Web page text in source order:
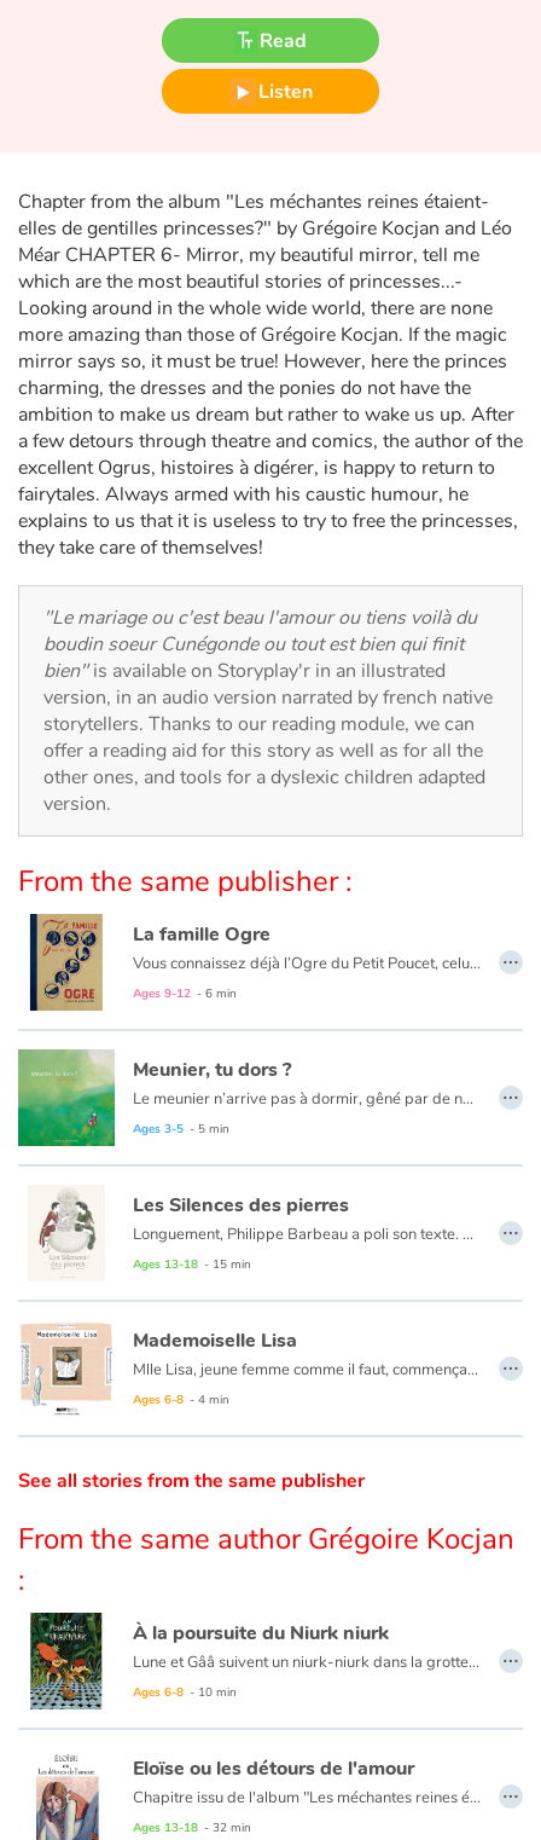
Travel, epic, investigation, adventure
Arts, space, activities
Documentaries
With the family
Daily life and hobbies
At school
Festivals and events
Social issues
Emotions and feelings
Formats and illustrations
Catalogue anglais
Contraste +
Help
Home
Family
Libraries
Videos & Tutorials
Blog
Learn french with Storyplay'r
French book lists for children
Reading for children
Dyslexia and reading disorders
Read
Listen
Chapter from the album "Les méchantes reines étaient-
elles de gentilles princesses?" by Grégoire Kocjan and Léo
Méar CHAPTER 6- Mirror, my beautiful mirror, tell me
which are the most beautiful stories of princesses...-
Looking around in the whole wide world, there are none
more amazing than those of Grégoire Kocjan. If the magic
mirror says so, it must be true! However, here the princes
charming, the dresses and the ponies do not have the
ambition to make us dream but rather to wake us up. After
a few detours through theatre and comics, the author of the
excellent Ogrus, histoires à digérer, is happy to return to
fairytales. Always armed with his caustic humour, he
explains to us that it is useless to try to free the princesses,
they take care of themselves!
"Le mariage ou c'est beau l'amour ou tiens voilà du
boudin soeur Cunégonde ou tout est bien qui finit
bien"is available on Storyplay'r in an illustrated
version, in an audio version narrated by french native
storytellers. Thanks to our reading module, we can
offer a reading aid for this story as well as for all the
other ones, and tools for a dyslexic children adapted
version.
From the same publisher :
La famille Ogre
Vous connaissez déjà l’Ogre du Petit Poucet, celui du Chat Botté ! Vous aimerez le reste de la famille. À moins que le petit dernier ne vous reste en travers...
Ages 9-12 - 6 min
…
Meunier, tu dors ?
Le meunier n’arrive pas à dormir, gêné par de nombreux importuns. Pour les chasser, son moulin tournera de plus en plus vite.
Ages 3-5 - 5 min
…
Les Silences des pierres
Longuement, Philippe Barbeau a poli son texte. Puis, patiemment, Marion Janin se l’est approprié, lui imposant son souffle, sa respiration.
Les pierres ont parfois des silences qui séparent.
Ages 13-18 - 15 min
…
Mademoiselle Lisa
Mlle Lisa, jeune femme comme il faut, commençait à s’encroûter.
Ni une ni deux, elle partit pour Las Vegas.
Ages 6-8 - 4 min
…
See all stories from the same publisher
From the same author Grégoire Kocjan
:
À la poursuite du Niurk niurk
Lune et Gââ suivent un niurk-niurk dans la grotte du temps. Ils y croiseront une momie et un mastodonte, La Fontaine, Napoléon, Vercingétorix…
Ages 6-8 - 10 min
…
Eloïse ou les détours de l'amour
Chapitre issu de l'album "Les méchantes reines étaient-elles de gentilles princesses ?" de Grégoire Kocjan et Léo Méar
Ages 13-18 - 32 min
…